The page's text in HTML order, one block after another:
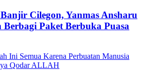
Cilegon, Yanmas Ansharu
Berbagi Paket Berbuka Puasa
Ini Semua Karena Perbuatan Manusia
Qodar ALLAH